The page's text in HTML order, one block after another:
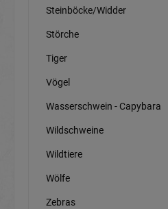
Steinböcke/Widder
Störche
Tiger
Vögel
Wasserschwein - Capybara
Wildschweine
Wildtiere
Wölfe
Zebras